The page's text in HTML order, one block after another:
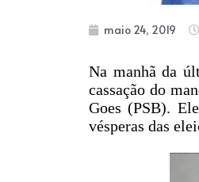
maio 24, 2019
Na manhã da
cassação do
Goes (PSB).
vésperas das